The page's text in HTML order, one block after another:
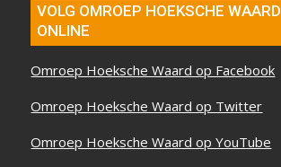
VOLG OMROEP HOEKSCHE WAARD
ONLINE
Omroep Hoeksche Waard op Facebook
Omroep Hoeksche Waard op Twitter
Omroep Hoeksche Waard op YouTube